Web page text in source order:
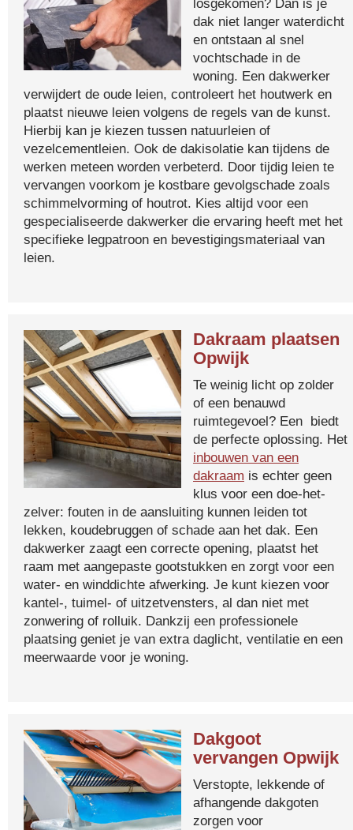
losgekomen? Dan is je
dak niet langer waterdicht
en ontstaan al snel
vochtschade in de
woning. Een dakwerker
verwijdert de oude leien, controleert het houtwerk en
plaatst nieuwe leien volgens de regels van de kunst.
Hierbij kan je kiezen tussen natuurleien of
vezelcementleien. Ook de dakisolatie kan tijdens de
werken meteen worden verbeterd. Door tijdig leien te
vervangen voorkom je kostbare gevolgschade zoals
schimmelvorming of houtrot. Kies altijd voor een
gespecialiseerde dakwerker die ervaring heeft met het
specifieke legpatroon en bevestigingsmateriaal van
leien.
Dakraam plaatsen
Opwijk
Te weinig licht op zolder
of een benauwd
ruimtegevoel? Een biedt
de perfecte oplossing. Het
inbouwen van een
dakraam is echter geen
klus voor een doe-het-
zelver: fouten in de aansluiting kunnen leiden tot
lekken, koudebruggen of schade aan het dak. Een
dakwerker zaagt een correcte opening, plaatst het
raam met aangepaste gootstukken en zorgt voor een
water- en winddichte afwerking. Je kunt kiezen voor
kantel-, tuimel- of uitzetvensters, al dan niet met
zonwering of rolluik. Dankzij een professionele
plaatsing geniet je van extra daglicht, ventilatie en een
meerwaarde voor je woning.
Dakgoot
vervangen Opwijk
Verstopte, lekkende of
afhangende dakgoten
zorgen voor